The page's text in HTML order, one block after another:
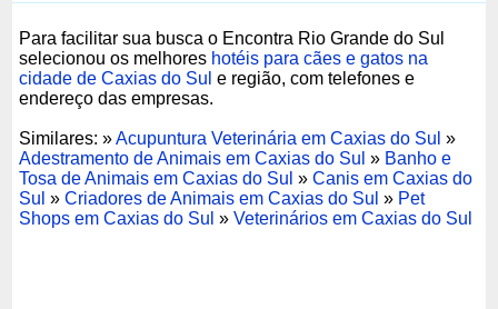
Para facilitar sua busca o Encontra Rio Grande do Sul
selecionou os melhores hotéis para cães e gatos na
cidade de Caxias do Sul e região, com telefones e
endereço das empresas.
Similares: »Acupuntura Veterinária em Caxias do Sul »
Adestramento de Animais em Caxias do Sul » Banho e
Tosa de Animais em Caxias do Sul »Canis em Caxias do
Sul »Criadores de Animais em Caxias do Sul » Pet
Shops em Caxias do Sul »Veterinários em Caxias do Sul